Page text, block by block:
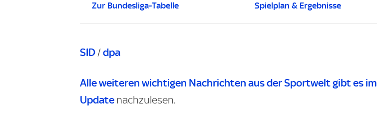
Zur Bundesliga-Tabelle Spielplan & Ergebnisse
SID /dpa
Alle weiteren wichtigen Nachrichten aus der Sportwelt gibt es im
Update nachzulesen.